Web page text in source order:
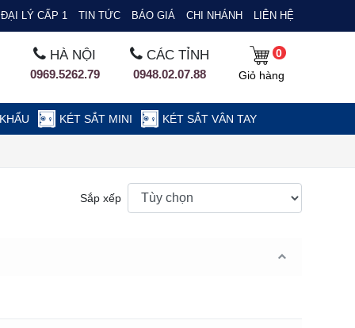
LÝ CẤP 1 TIN TỨC BÁO GIÁ CHI NHÁNH LIÊN HỆ
HÀ NỘI
0969.5262.79
CÁC TỈNH
0948.02.07.88
0
Giỏ hàng
KÉT SẮT MINI KÉT SẮT VÂN TAY
Sắp xếp